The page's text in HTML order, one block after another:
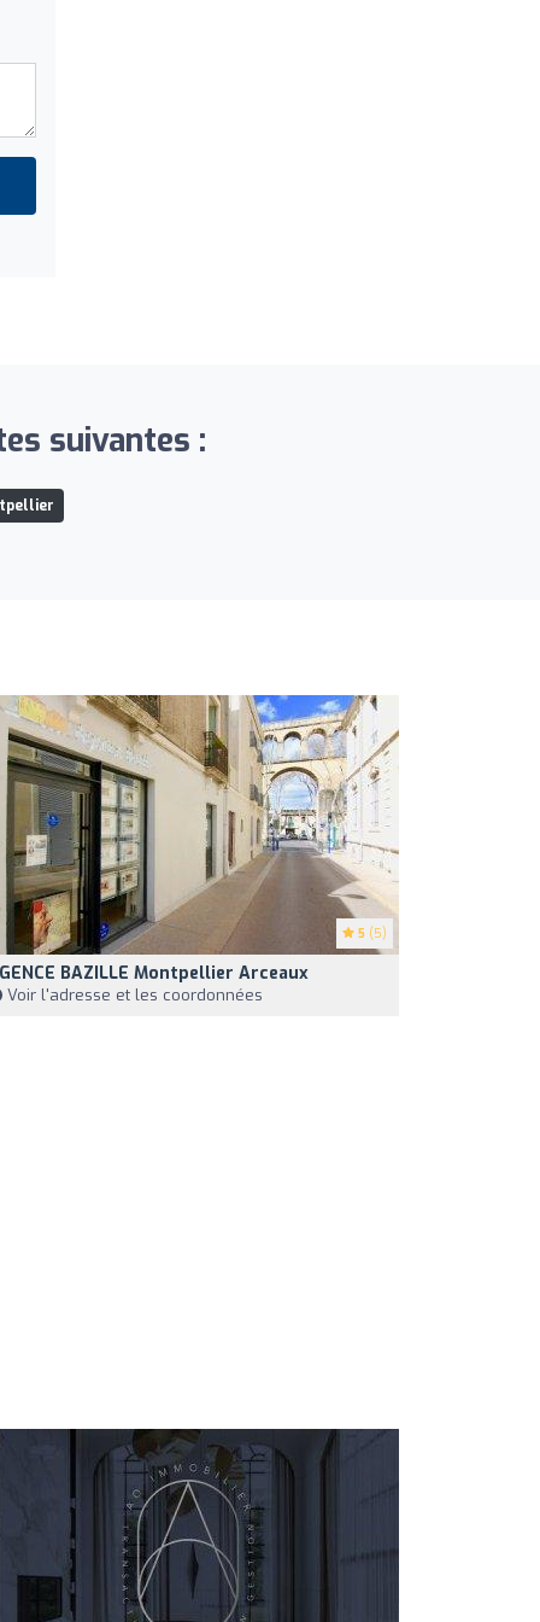
suivantes :
5 (5)
BAZILLE Montpellier Arceaux
Voir l'adresse et les coordonnées